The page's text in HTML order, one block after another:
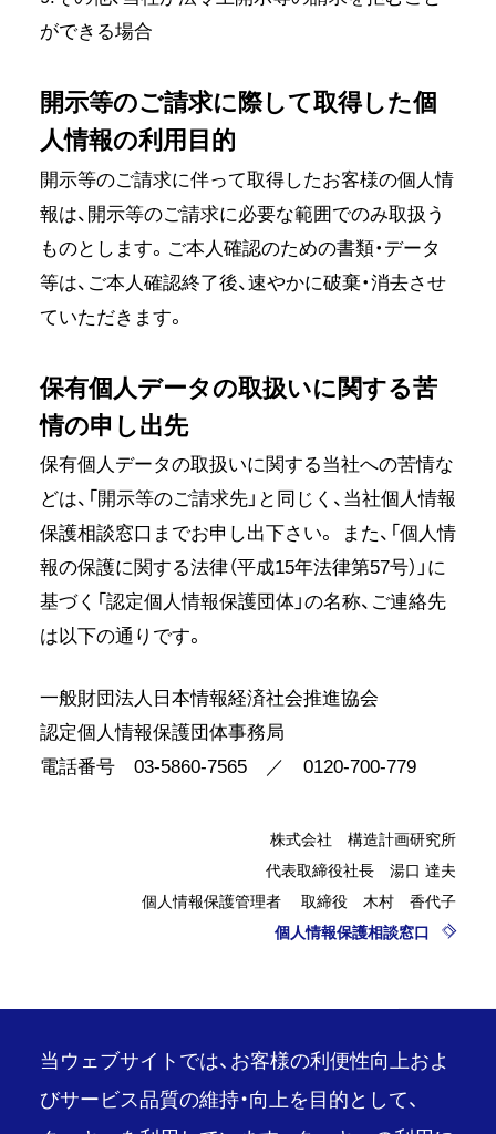
ができる場合
開示等のご請求に際して取得した個
人情報の利用目的
開示等のご請求に伴って取得したお客様の個人情
報は、開示等のご請求に必要な範囲でのみ取扱う
ものとします。ご本人確認のための書類・データ
等は、ご本人確認終了後、速やかに破棄・消去させ
ていただきます。
保有個人データの取扱いに関する苦
情の申し出先
保有個人データの取扱いに関する当社への苦情な
どは、「開示等のご請求先」と同じく、当社個人情報
保護相談窓口までお申し出下さい。 また、「個人情
報の保護に関する法律（平成15年法律第57号）」に
基づく「認定個人情報保護団体」の名称、ご連絡先
は以下の通りです。
一般財団法人日本情報経済社会推進協会
認定個人情報保護団体事務局
電話番号 03-5860-7565 ／ 0120-700-779
株式会社 構造計画研究所
代表取締役社長 湯口 達夫
個人情報保護管理者 取締役 木村 香代子
個人情報保護相談窓口
当ウェブサイトでは、お客様の利便性向上およ
びサービス品質の維持・向上を目的として、